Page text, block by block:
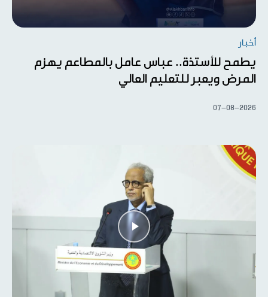
أخبار
يطمح للأستذة.. عباس عامل بالمطاعم يهزم
المرض ويعبر للتعليم العالي
07-08-2026